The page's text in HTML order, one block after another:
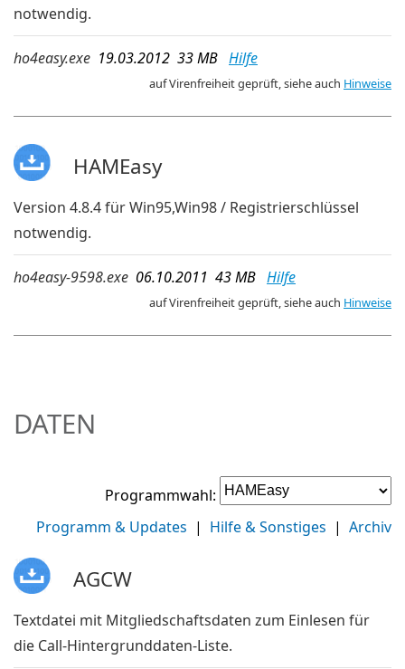
notwendig.
ho4easy.exe 19.03.2012 33 MB Hilfe
auf Virenfreiheit geprüft, siehe auch Hinweise
HAMEasy
Version 4.8.4 für Win95,Win98 / Registrierschlüssel
notwendig.
ho4easy-9598.exe 06.10.2011 43 MB Hilfe
auf Virenfreiheit geprüft, siehe auch Hinweise
DATEN
Programmwahl:
Programm & Updates | Hilfe & Sonstiges | Archiv
AGCW
Textdatei mit Mitgliedschaftsdaten zum Einlesen für
die Call-Hintergrunddaten-Liste.